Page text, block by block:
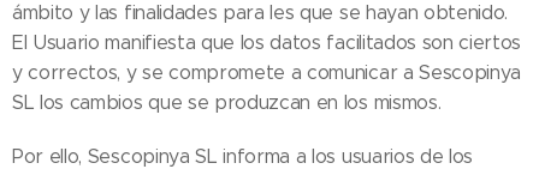
ámbito y las finalidades para les que se hayan obtenido.
El Usuario manifiesta que los datos facilitados son ciertos
y correctos, y se compromete a comunicar a Sescopinya
SL los cambios que se produzcan en los mismos.
Por ello, Sescopinya SL informa a los usuarios de los